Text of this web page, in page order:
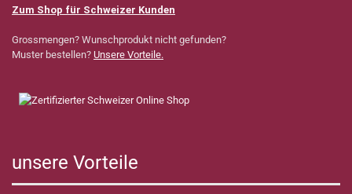
Zum Shop für Schweizer Kunden
Grossmengen? Wunschprodukt nicht gefunden?
Muster bestellen? Unsere Vorteile.
unsere Vorteile